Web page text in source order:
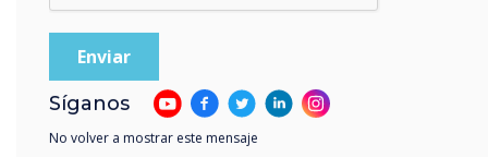
Síganos
No volver a mostrar este mensaje